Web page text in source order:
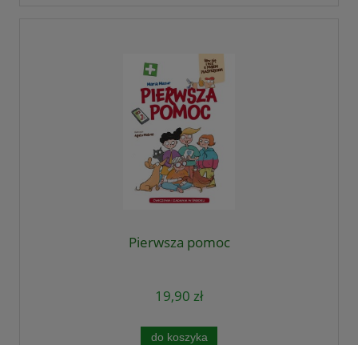
Pierwsza pomoc
19,90 zł
do koszyka